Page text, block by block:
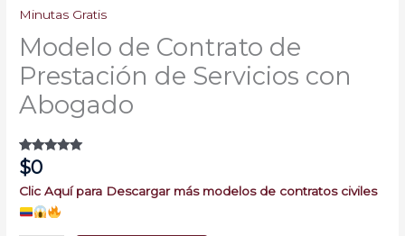
Minutas Gratis
Modelo de Contrato de
Prestación de Servicios con
Abogado
Valorado
con5.00
5 en base a
2
valoraciones
de clientes
$0
Clic Aquí para Descargar más modelos de contratos civiles